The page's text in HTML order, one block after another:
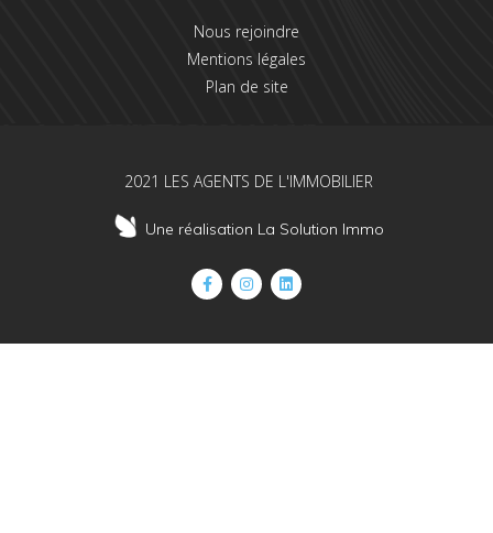
Nous rejoindre
Mentions légales
Plan de site
2021 LES AGENTS DE L'IMMOBILIER
Une réalisation La Solution Immo